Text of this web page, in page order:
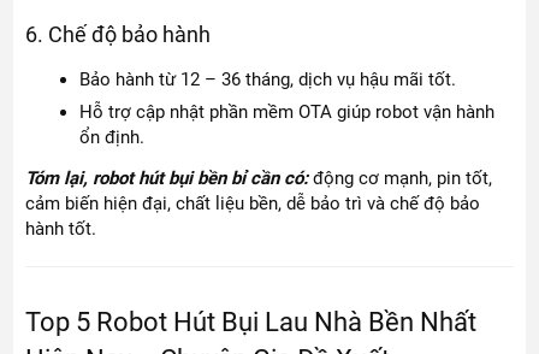
6. Chế độ bảo hành
Bảo hành từ 12 – 36 tháng, dịch vụ hậu mãi tốt.
Hỗ trợ cập nhật phần mềm OTA giúp robot vận hành
ổn định.
Tóm lại, robot hút bụi bền bỉ cần có:động cơ mạnh, pin tốt,
cảm biến hiện đại, chất liệu bền, dễ bảo trì và chế độ bảo
hành tốt.
Top 5 Robot Hút Bụi Lau Nhà Bền Nhất